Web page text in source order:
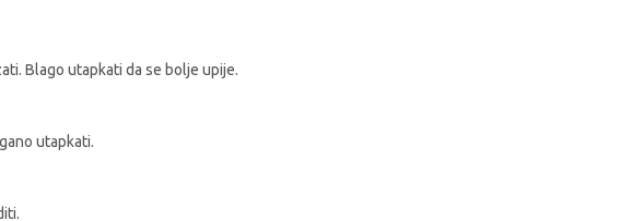
Blago utapkati da se bolje upije.
utapkati.